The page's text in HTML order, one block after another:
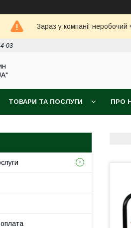
Зараз у компанії
03
ТОВАРИ ТА ПОСЛУГИ ПРО